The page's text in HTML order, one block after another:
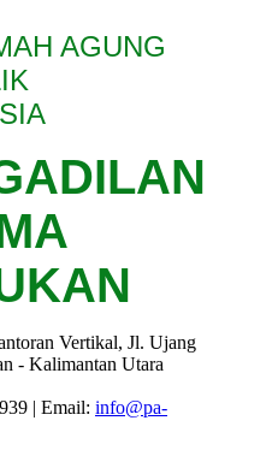
AGUNG
Vertikal, Jl. Ujang
- Kalimantan Utara
| Email: info@pa-